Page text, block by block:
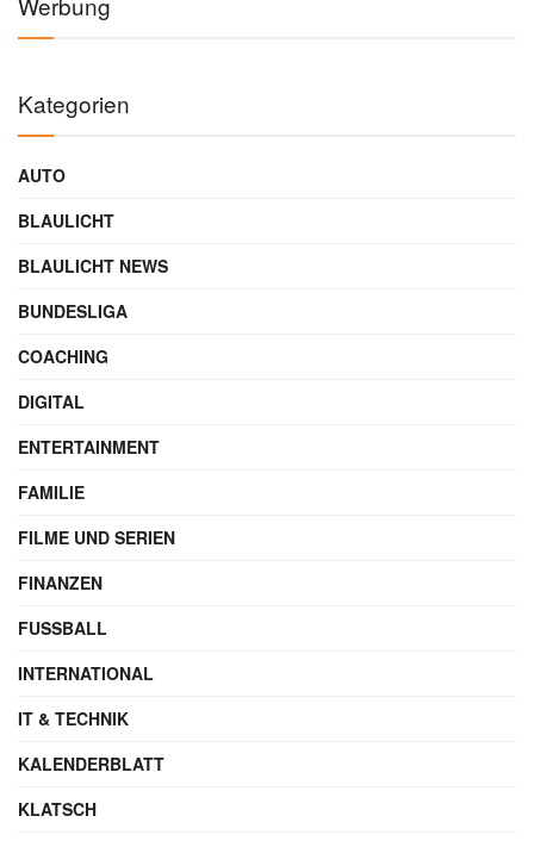
Kategorien
AUTO
BLAULICHT
BLAULICHT NEWS
BUNDESLIGA
COACHING
DIGITAL
ENTERTAINMENT
FAMILIE
FILME UND SERIEN
FINANZEN
FUSSBALL
INTERNATIONAL
IT & TECHNIK
KALENDERBLATT
KLATSCH